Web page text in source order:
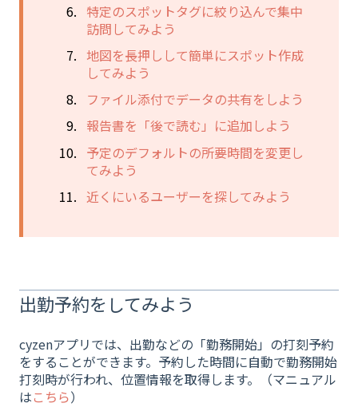
特定のスポットタグに絞り込んで集中
訪問してみよう
地図を長押しして簡単にスポット作成
してみよう
ファイル添付でデータの共有をしよう
報告書を「後で読む」に追加しよう
予定のデフォルトの所要時間を変更し
てみよう
近くにいるユーザーを探してみよう
出勤予約をしてみよう
cyzenアプリでは、出勤などの「勤務開始」の打刻予約
をすることができます。予約した時間に自動で勤務開始
打刻時が行われ、位置情報を取得します。（マニュアル
はこちら）